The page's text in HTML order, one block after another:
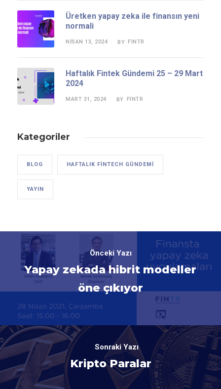
Üretken yapay zeka ile finansın yeni
normali
NISAN 13, 2024 BY FINTR
Haftalık Fintek Gündemi 25 – 29 Mart
2024
MART 31, 2024 BY FINTR
Kategoriler
BLOG HAFTALIK FINTECH GÜNDEMI
YAYIN
Önceki Yazı
Yapay zekada hibrit modeller
öne çıkıyor
Sonraki Yazı
Kripto Paralar